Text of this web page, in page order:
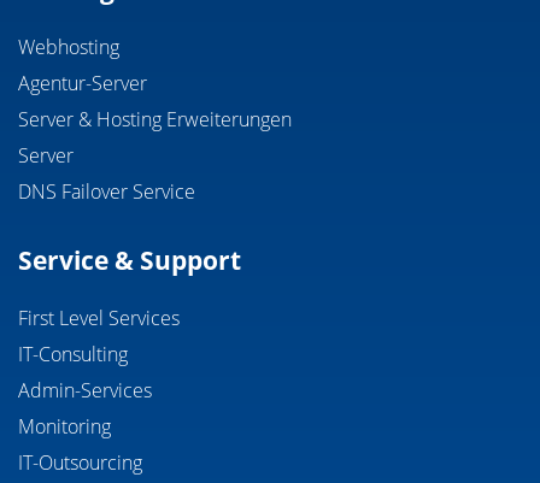
Webhosting
Agentur-Server
Server & Hosting Erweiterungen
Server
DNS Failover Service
Service & Support
First Level Services
IT-Consulting
Admin-Services
Monitoring
IT-Outsourcing